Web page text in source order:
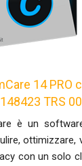
14 PRO
TRS
è un
ottimizzare,
con un solo